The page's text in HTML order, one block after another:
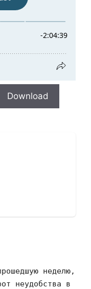
Download
неделю,
неудобства в